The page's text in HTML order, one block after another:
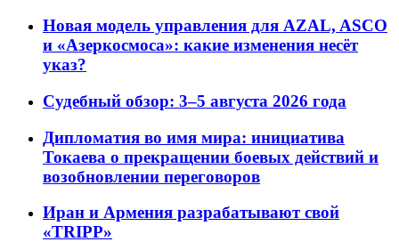
Новая модель управления для AZAL, ASCO
и «Азеркосмоса»: какие изменения несёт
указ?
Судебный обзор: 3–5 августа 2026 года
Дипломатия во имя мира: инициатива
Токаева о прекращении боевых действий и
возобновлении переговоров
Иран и Армения разрабатывают свой
«TRIPP»